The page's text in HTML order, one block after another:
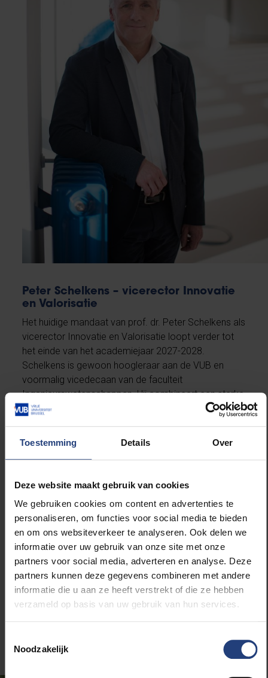
Toestemming Details Over
Deze website maakt gebruik van cookies
We gebruiken cookies om content en advertenties te
personaliseren, om functies voor social media te bieden
en om ons websiteverkeer te analyseren. Ook delen we
informatie over uw gebruik van onze site met onze
partners voor social media, adverteren en analyse. Deze
partners kunnen deze gegevens combineren met andere
informatie die u aan ze heeft verstrekt of die ze hebben
verzameld op basis van uw gebruik van hun services.
Noodzakelijk
Peter Schelkens – vicerector Innovatie
en Valorisatie
Het huidige mandaat van prof. dr. Peter Schelkens als
vicerector Innovatie en Valorisatie loopt verder tot
het einde van het academiejaar 2027-2028.
Schelkens is gewoon hoogleraar aan de VUB en
voormalig vicedecaan van de faculteit
Ingenieurswetenschappen. Hij combineert een sterke
onderzoeksreputatie in multidimensionale
ruime bestuurlijke ervaring. Hij ontving in 2013 een
ERC Consolidator Grant, publiceerde meer dan 300
verschillende spin-offs en patenten.
Opdrachthouders in
strategische domeinen
Naast de vicerectoren stelt de VUB vijf
opdrachthouders aan die samen met de rector en de
vicerectoren het beleid vormgeven binnen specifieke
strategische domeinen. Hun mandaat loopt twee jaar